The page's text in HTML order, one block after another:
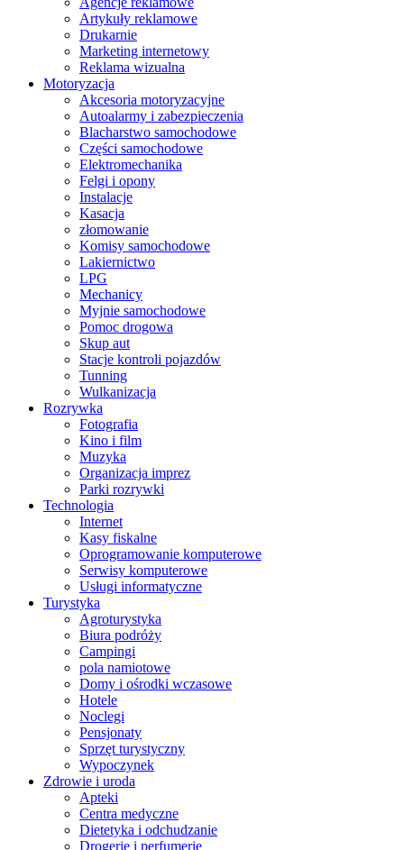
Artykuły reklamowe
Drukarnie
Marketing internetowy
Reklama wizualna
Motoryzacja
Akcesoria motoryzacyjne
Autoalarmy i zabezpieczenia
Blacharstwo samochodowe
Części samochodowe
Elektromechanika
Felgi i opony
Instalacje
Kasacja
złomowanie
Komisy samochodowe
Lakiernictwo
LPG
Mechanicy
Myjnie samochodowe
Pomoc drogowa
Skup aut
Stacje kontroli pojazdów
Tunning
Wulkanizacja
Rozrywka
Fotografia
Kino i film
Muzyka
Organizacja imprez
Parki rozrywki
Technologia
Internet
Kasy fiskalne
Oprogramowanie komputerowe
Serwisy komputerowe
Usługi informatyczne
Turystyka
Agroturystyka
Biura podróży
Campingi
pola namiotowe
Domy i ośrodki wczasowe
Hotele
Noclegi
Pensjonaty
Sprzęt turystyczny
Wypoczynek
Zdrowie i uroda
Apteki
Centra medyczne
Dietetyka i odchudzanie
Drogerie i perfumerie